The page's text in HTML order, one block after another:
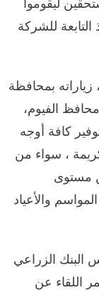
ليقوموا
للشركة
بمحافظة
الفيوم،
كافة أوجه
، سواء من
مستوى
والأعياد
البنك الزراعي
اللقاء عن